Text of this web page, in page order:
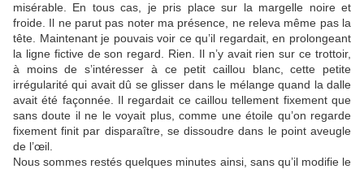
misérable. En tous cas, je pris place sur la margelle noire et
froide. Il ne parut pas noter ma présence, ne releva même pas la
tête. Maintenant je pouvais voir ce qu’il regardait, en prolongeant
la ligne fictive de son regard. Rien. Il n’y avait rien sur ce trottoir,
à moins de s’intéresser à ce petit caillou blanc, cette petite
irrégularité qui avait dû se glisser dans le mélange quand la dalle
avait été façonnée. Il regardait ce caillou tellement fixement que
sans doute il ne le voyait plus, comme une étoile qu’on regarde
fixement finit par disparaître, se dissoudre dans le point aveugle
de l’œil.
Nous sommes restés quelques minutes ainsi, sans qu’il modifie le